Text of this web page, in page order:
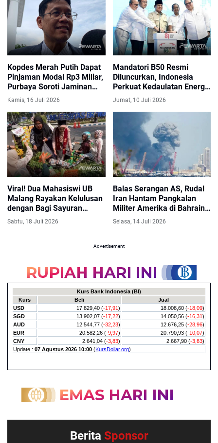
Kopdes Merah Putih Dapat
Pinjaman Modal Rp3 Miliar,
Purbaya Soroti Jaminan
Pelunasan hingga Skema
Cicilan
Kamis, 16 Juli 2026
Mandatori B50 Resmi
Diluncurkan, Indonesia
Perkuat Kedaulatan Energi
dan Kurangi Impor BBM
Jumat, 10 Juli 2026
Viral! Dua Mahasiswi UB
Malang Rayakan Kelulusan
dengan Bagi Sayuran
Gratis, Tuai Pujian
Warganet
Sabtu, 18 Juli 2026
Balas Serangan AS, Rudal
Iran Hantam Pangkalan
Militer Amerika di Bahrain
dan Yordania
Selasa, 14 Juli 2026
Advertisement
Berita Sponsor